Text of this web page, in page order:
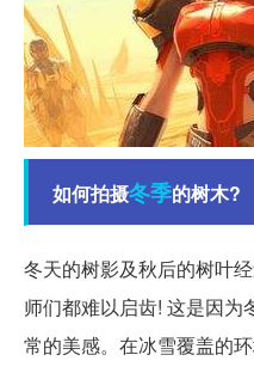
如何拍摄冬季的树木?
冬天的树影及秋后的树叶
师们都难以启齿! 这是因
常的美感。在冰雪覆盖的